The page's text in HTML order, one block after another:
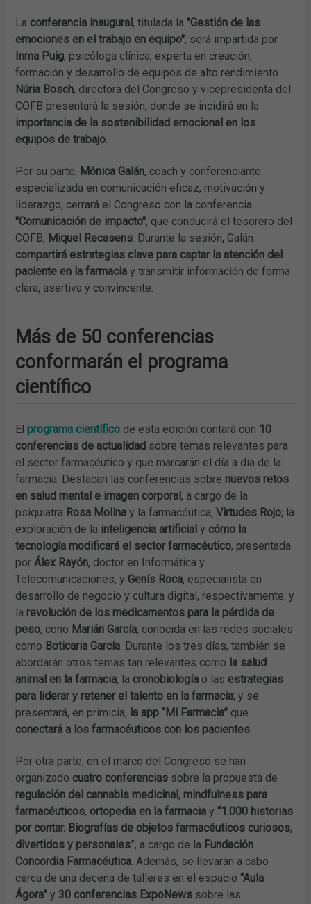
La conferencia inaugural, titulada la "Gestión de las
emociones en el trabajo en equipo", será impartida por
Inma Puig, psicóloga clínica, experta en creación,
formación y desarrollo de equipos de alto rendimiento.
Núria Bosch, directora del Congreso y vicepresidenta del
COFB presentará la sesión, donde se incidirá en la
importancia de la sostenibilidad emocional en los
equipos de trabajo.
Por su parte, Mónica Galán, coach y conferenciante
especializada en comunicación eficaz, motivación y
liderazgo, cerrará el Congreso con la conferencia
"Comunicación de impacto", que conducirá el tesorero del
COFB, Miquel Recasens. Durante la sesión, Galán
compartirá estrategias clave para captar la atención del
paciente en la farmacia y transmitir información de forma
clara, asertiva y convincente.
Más de 50 conferencias
conformarán el programa
científico
Elprograma científico de esta edición contará con 10
conferencias de actualidad sobre temas relevantes para
el sector farmacéutico y que marcarán el día a día de la
farmacia. Destacan las conferencias sobre nuevos retos
en salud mental e imagen corporal, a cargo de la
psiquiatra Rosa Molinay la farmacéutica,Virtudes Rojo; la
exploración de la inteligencia artificial y cómo la
tecnología modificará el sector farmacéutico, presentada
porÁlex Rayón, doctor en Informática y
Telecomunicaciones, y Genís Roca, especialista en
desarrollo de negocio y cultura digital, respectivamente; y
la revolución de los medicamentos para la pérdida de
peso, cono Marián García, conocida en las redes sociales
como Boticaria García. Durante los tres días, también se
abordarán otros temas tan relevantes como la salud
animal en la farmacia, la cronobiología o las estrategias
para liderar y retener el talento en la farmacia; y se
presentará, en primicia, la app “Mi Farmacia” que
conectará a los farmacéuticos con los pacientes.
Por otra parte, en el marco del Congreso se han
organizado cuatro conferencias sobre la propuesta de
regulación del cannabis medicinal, mindfulness para
farmacéuticos, ortopedia en la farmacia y “1.000 historias
por contar. Biografías de objetos farmacéuticos curiosos,
divertidos y personales”, a cargo de la Fundación
Concordia Farmacéutica. Además, se llevarán a cabo
cerca de una decena de talleres en el espacio “Aula
Ágora”y 30 conferencias ExpoNews sobre las